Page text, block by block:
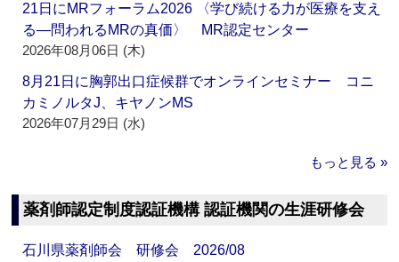
21日にMRフォーラム2026 〈学び続ける力が医療を支え
る―問われるMRの真価〉 MR認定センター
2026年08月06日 (木)
8月21日に胸郭出口症候群でオンラインセミナー コニ
カミノルタJ、キヤノンMS
2026年07月29日 (水)
もっと見る »
薬剤師認定制度認証機構 認証機関の生涯研修会
石川県薬剤師会 研修会 2026/08